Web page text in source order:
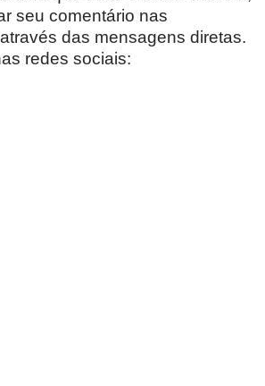
seu comentário nas
das mensagens diretas.
redes sociais: